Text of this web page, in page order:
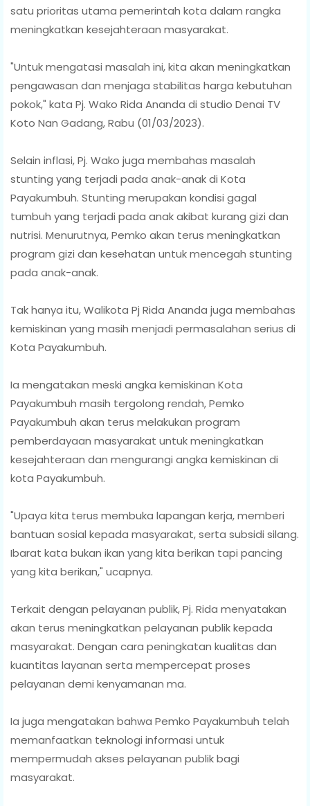
satu prioritas utama pemerintah kota dalam rangka
meningkatkan kesejahteraan masyarakat.
"Untuk mengatasi masalah ini, kita akan meningkatkan
pengawasan dan menjaga stabilitas harga kebutuhan
pokok," kata Pj. Wako Rida Ananda di studio Denai TV
Koto Nan Gadang, Rabu (01/03/2023).
Selain inflasi, Pj. Wako juga membahas masalah
stunting yang terjadi pada anak-anak di Kota
Payakumbuh. Stunting merupakan kondisi gagal
tumbuh yang terjadi pada anak akibat kurang gizi dan
nutrisi. Menurutnya, Pemko akan terus meningkatkan
program gizi dan kesehatan untuk mencegah stunting
pada anak-anak.
Tak hanya itu, Walikota Pj Rida Ananda juga membahas
kemiskinan yang masih menjadi permasalahan serius di
Kota Payakumbuh.
Ia mengatakan meski angka kemiskinan Kota
Payakumbuh masih tergolong rendah, Pemko
Payakumbuh akan terus melakukan program
pemberdayaan masyarakat untuk meningkatkan
kesejahteraan dan mengurangi angka kemiskinan di
kota Payakumbuh.
"Upaya kita terus membuka lapangan kerja, memberi
bantuan sosial kepada masyarakat, serta subsidi silang.
Ibarat kata bukan ikan yang kita berikan tapi pancing
yang kita berikan," ucapnya.
Terkait dengan pelayanan publik, Pj. Rida menyatakan
akan terus meningkatkan pelayanan publik kepada
masyarakat. Dengan cara peningkatan kualitas dan
kuantitas layanan serta mempercepat proses
pelayanan demi kenyamanan ma.
Ia juga mengatakan bahwa Pemko Payakumbuh telah
memanfaatkan teknologi informasi untuk
mempermudah akses pelayanan publik bagi
masyarakat.